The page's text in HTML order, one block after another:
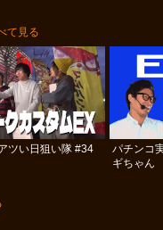
て見る
ツい日狙い隊 #34
パチンコ
ギちゃん